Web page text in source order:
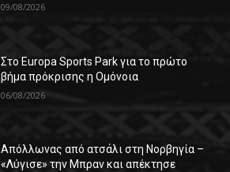
09/08/2026
Στο Europa Sports Park για το πρώτο
βήμα πρόκρισης η Ομόνοια
06/08/2026
Απόλλωνας από ατσάλι στη Νορβηγία –
«Λύγισε» την Μπραν και απέκτησε